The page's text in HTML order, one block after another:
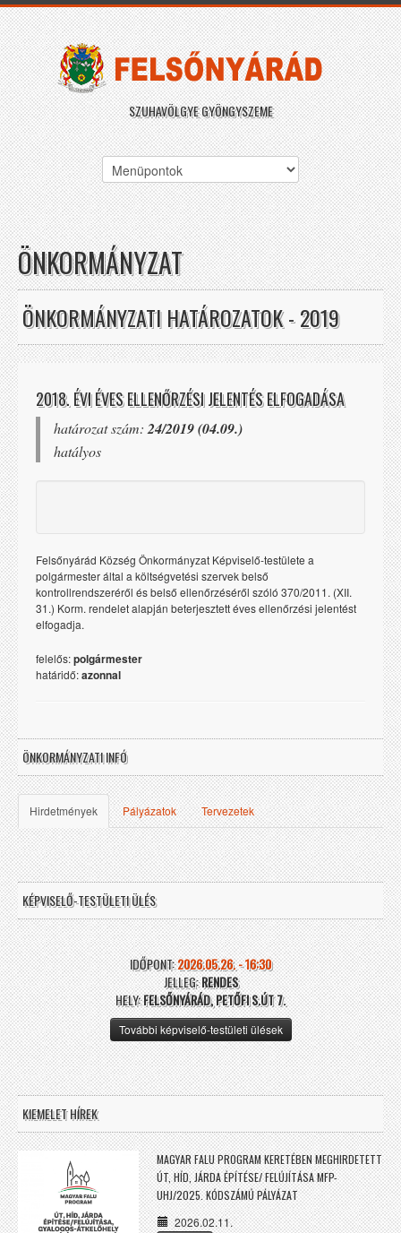
SZUHAVÖLGYE GYÖNGYSZEME
ÖNKORMÁNYZAT
ÖNKORMÁNYZATI HATÁROZATOK - 2019
2018. ÉVI ÉVES ELLENŐRZÉSI JELENTÉS ELFOGADÁSA
határozat szám: 24/2019 (04.09.)
hatályos
Felsőnyárád Község Önkormányzat Képviselő-testülete a
polgármester által a költségvetési szervek belső
kontrollrendszeréről és belső ellenőrzéséről szóló 370/2011. (XII.
31.) Korm. rendelet alapján beterjesztett éves ellenőrzési jelentést
elfogadja.
felelős:polgármester
határidő:azonnal
ÖNKORMÁNYZATI INFÓ
Hirdetmények Pályázatok Tervezetek
KÉPVISELŐ-TESTÜLETI ÜLÉS
IDŐPONT:2026.05.26. - 16:30
JELLEG:RENDES
HELY:FELSŐNYÁRÁD, PETŐFI S.ÚT 7.
További képviselő-testületi ülések
KIEMELET HÍREK
MAGYAR FALU PROGRAM KERETÉBEN MEGHIRDETETT
ÚT, HÍD, JÁRDA ÉPÍTÉSE/ FELÚJÍTÁSA MFP-
UHJ/2025. KÓDSZÁMÚ PÁLYÁZAT
2026.02.11.